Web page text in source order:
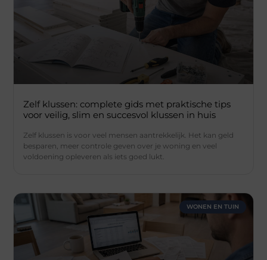
Zelf klussen: complete gids met praktische tips
voor veilig, slim en succesvol klussen in huis
Zelf klussen is voor veel mensen aantrekkelijk. Het kan geld
besparen, meer controle geven over je woning en veel
voldoening opleveren als iets goed lukt.
WONEN EN TUIN